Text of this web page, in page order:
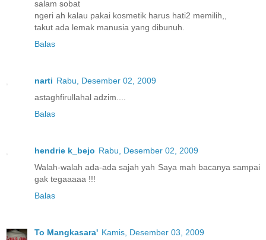
salam sobat
ngeri ah kalau pakai kosmetik harus hati2 memilih,,
takut ada lemak manusia yang dibunuh.
Balas
narti Rabu, Desember 02, 2009
astaghfirullahal adzim....
Balas
hendrie k_bejo Rabu, Desember 02, 2009
Walah-walah ada-ada sajah yah Saya mah bacanya sampai
gak tegaaaaa !!!
Balas
To Mangkasara' Kamis, Desember 03, 2009